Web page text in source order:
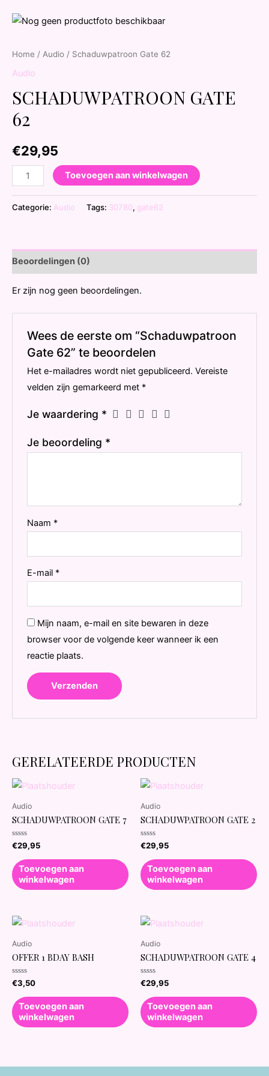
Home / Audio / Schaduwpatroon Gate 62
Audio
SCHADUWPATROON GATE
62
€29,95
Toevoegen aan winkelwagen
Categorie: Audio Tags: 30780, gate62
Beoordelingen (0)
Er zijn nog geen beoordelingen.
Wees de eerste om “Schaduwpatroon
Gate 62” te beoordelen
Het e-mailadres wordt niet gepubliceerd. Vereiste
velden zijn gemarkeerd met *
Je waardering *
Je beoordeling *
Naam *
E-mail *
Mijn naam, e-mail en site bewaren in deze
browser voor de volgende keer wanneer ik een
reactie plaats.
GERELATEERDE PRODUCTEN
Audio
SCHADUWPATROON GATE 7
Waardering
0
uit
5
€29,95
Toevoegen aan
winkelwagen
Audio
SCHADUWPATROON GATE 2
Waardering
0
uit
5
€29,95
Toevoegen aan
winkelwagen
Audio
OFFER 1 BDAY BASH
Waardering
0
uit
5
€3,50
Toevoegen aan
winkelwagen
Audio
SCHADUWPATROON GATE 4
Waardering
0
uit
5
€29,95
Toevoegen aan
winkelwagen